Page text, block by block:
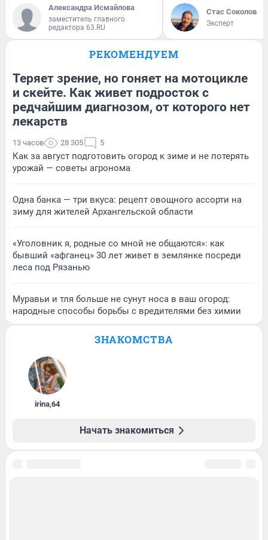
Александра Исмайлова
заместитель главного
редактора 63.RU
Стас Соколов
Эксперт
РЕКОМЕНДУЕМ
Теряет зрение, но гоняет на мотоцикле
и скейте. Как живет подросток с
редчайшим диагнозом, от которого нет
лекарств
13 часов 28 305 5
Как за август подготовить огород к зиме и не потерять
урожай — советы агронома
Одна банка — три вкуса: рецепт овощного ассорти на
зиму для жителей Архангельской области
«Уголовник я, родные со мной не общаются»: как
бывший «афганец» 30 лет живет в землянке посреди
леса под Рязанью
Муравьи и тля больше не сунут носа в ваш огород:
народные способы борьбы с вредителями без химии
ЗНАКОМСТВА
irina,64
Начать знакомиться